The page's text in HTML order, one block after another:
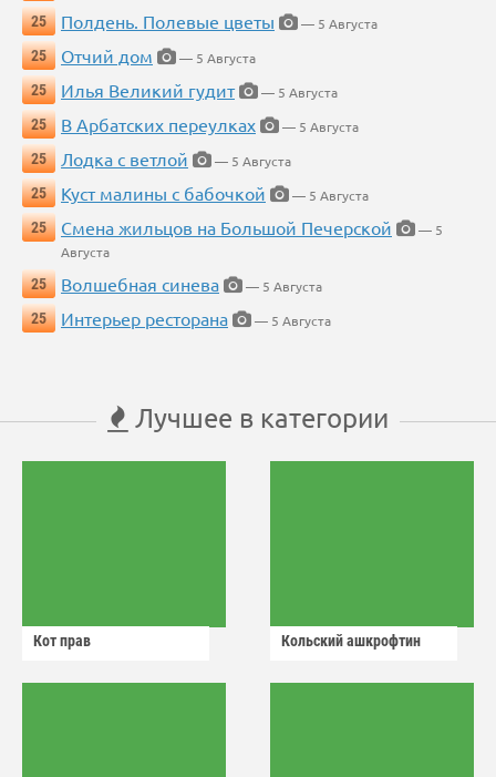
25
Полдень. Полевые цветы
— 5 Августа
25
Отчий дом
— 5 Августа
25
Илья Великий гудит
— 5 Августа
25
В Арбатских переулках
— 5 Августа
25
Лодка с ветлой
— 5 Августа
25
Куст малины с бабочкой
— 5 Августа
25
Смена жильцов на Большой Печерской
— 5
Августа
25
Волшебная синева
— 5 Августа
25
Интерьер ресторана — 5 Августа
Лучшее в категории
Кот прав Кольский ашкрофтин